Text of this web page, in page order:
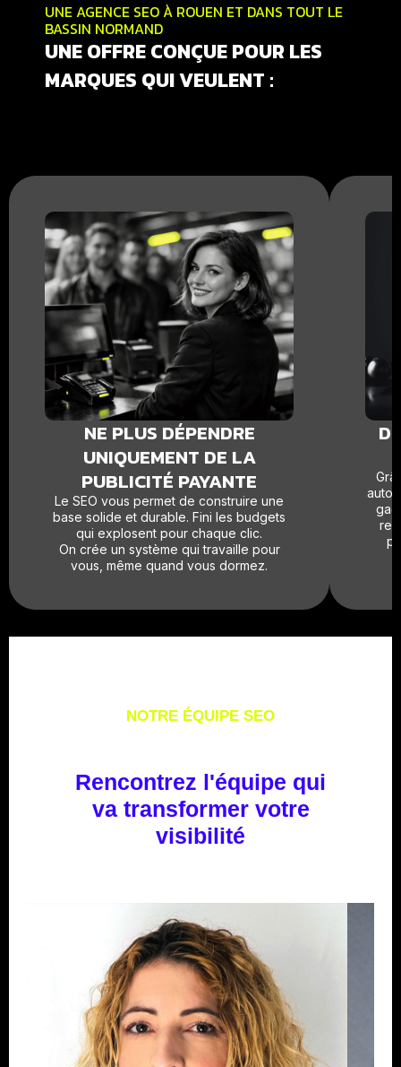
UNE AGENCE SEO À ROUEN ET DANS TOUT LE
BASSIN NORMAND
UNE OFFRE CONÇUE POUR LES
MARQUES QUI VEULENT :
NE PLUS DÉPENDRE
UNIQUEMENT DE LA
PUBLICITÉ PAYANTE
Le SEO vous permet de construire une
base solide et durable. Fini les budgets
qui explosent pour chaque clic.
On crée un système qui travaille pour
vous, même quand vous dormez.
NOTRE ÉQUIPE SEO
Rencontrez l'équipe qui
va transformer votre
visibilité